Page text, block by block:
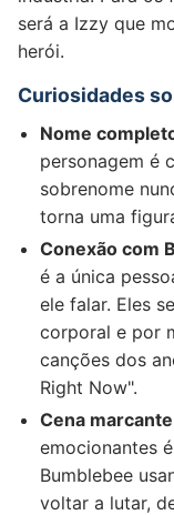
será a Izzy que
herói.
Curiosidades
Nome
personagem é
sobrenome
torna uma
Conexão com
é a única
ele falar. Eles
corporal e por
canções dos
Right Now".
Cena
emocionantes
Bumblebee
voltar a lutar,